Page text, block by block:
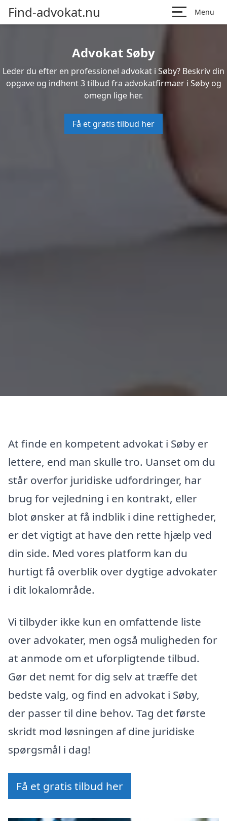
Find-advokat.nu Menu
Advokat Søby
Leder du efter en professionel advokat i Søby? Beskriv din
opgave og indhent 3 tilbud fra advokatfirmaer i Søby og
omegn lige her.
Få et gratis tilbud her
At finde en kompetent advokat i Søby er
lettere, end man skulle tro. Uanset om du
står overfor juridiske udfordringer, har
brug for vejledning i en kontrakt, eller
blot ønsker at få indblik i dine rettigheder,
er det vigtigt at have den rette hjælp ved
din side. Med vores platform kan du
hurtigt få overblik over dygtige advokater
i dit lokalområde.
Vi tilbyder ikke kun en omfattende liste
over advokater, men også muligheden for
at anmode om et uforpligtende tilbud.
Gør det nemt for dig selv at træffe det
bedste valg, og find en advokat i Søby,
der passer til dine behov. Tag det første
skridt mod løsningen af dine juridiske
spørgsmål i dag!
Få et gratis tilbud her